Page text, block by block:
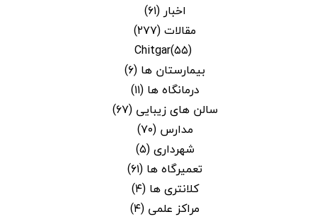
اخبار(۶۱)
مقالات(۲۷۷)
Chitgar(۵۵)
بیمارستان ها (۶)
درمانگاه ها (۱۱)
سالن های زیبایی (۶۷)
مدارس (۷۰)
شهرداری(۵)
تعمیرگاه ها (۶۱)
کلانتری ها (۴)
مراکز علمی (۴)